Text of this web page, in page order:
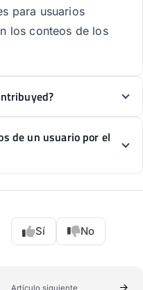
para usuarios
los conteos de los
de un usuario por el
Sí No
Artículo siguiente